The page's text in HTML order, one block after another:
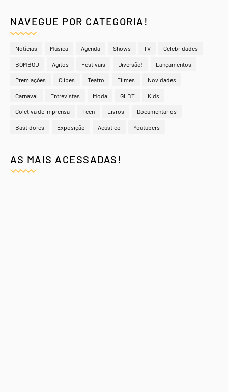
NAVEGUE POR CATEGORIA!
Notícias Música Agenda Shows TV Celebridades
BOMBOU Agitos Festivais Diversão! Lançamentos
Premiações Clipes Teatro Filmes Novidades
Carnaval Entrevistas Moda GLBT Kids
Coletiva de Imprensa Teen Livros Documentários
Bastidores Exposição Acústico Youtubers
AS MAIS ACESSADAS!